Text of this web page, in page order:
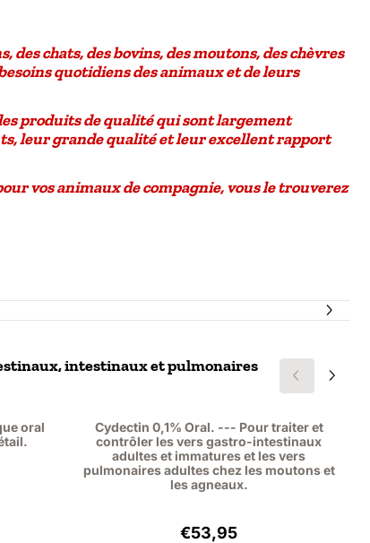
des chats, des bovins, des moutons, des chèvres
quotidiens des animaux et de leurs
produits de qualité qui sont largement
, leur grande qualité et leurexcellent rapport
vos animaux de compagnie, vous le trouverez
intestinaux et pulmonaires
oral
TVA : 55,00
Cydectin 0,1% Oral. --- Pour traiter et
contrôler les vers gastro-intestinaux
adultes et immatures et les vers
pulmonaires adultes chez les moutons et
les agneaux.
Prix: 53,95, hors TVA :
€53,95